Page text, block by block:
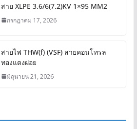
สาย XLPE 3.6/6(7.2)KV 1×95 MM2
กรกฎาคม 17, 2026
สายไฟ THW(f) (VSF) สายคอนโทรล
ทองแดงฝอย
มิถุนายน 21, 2026